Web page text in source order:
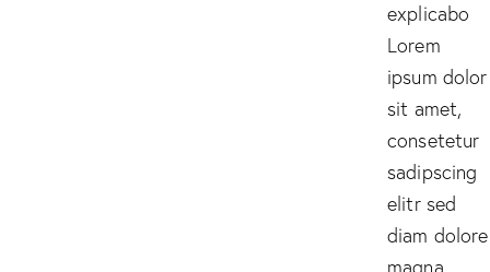
explicabo
Lorem
ipsum dolor
sit amet,
consetetur
sadipscing
elitr sed
diam dolore